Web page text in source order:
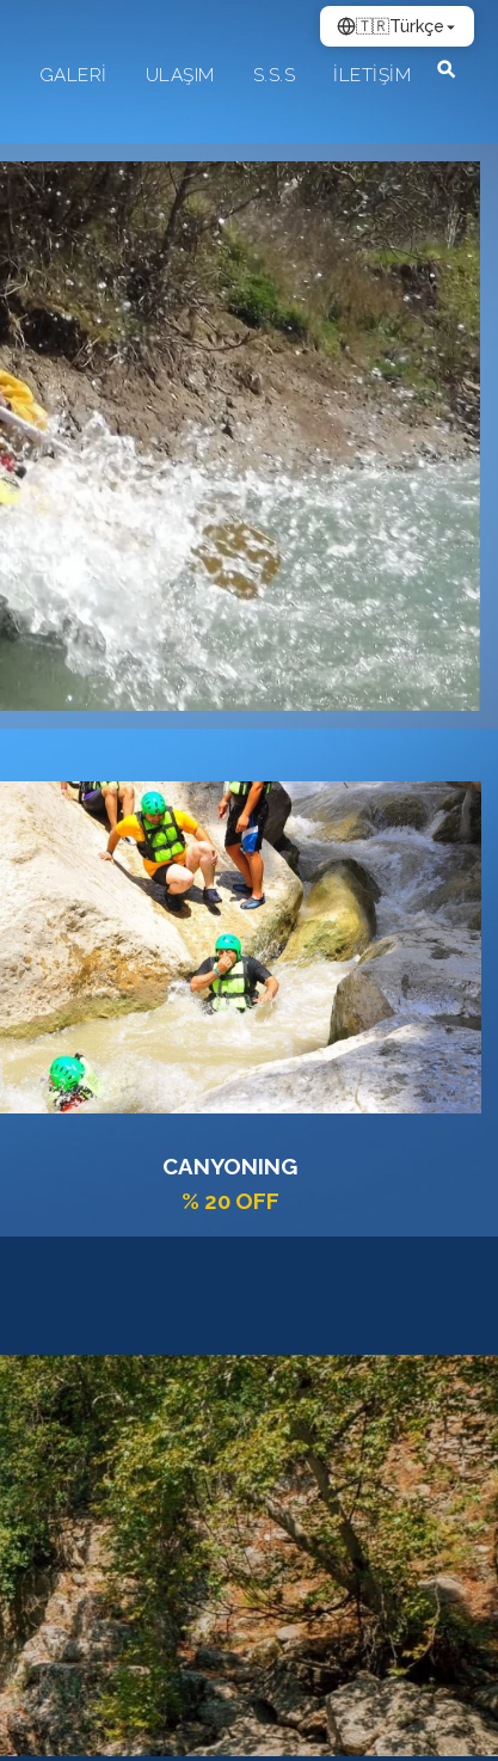
GALERİ ULAŞIM S.S.S İLETİŞİM
SCUBA DİVİNG
% 15 OFF
🇹🇷Türkçe